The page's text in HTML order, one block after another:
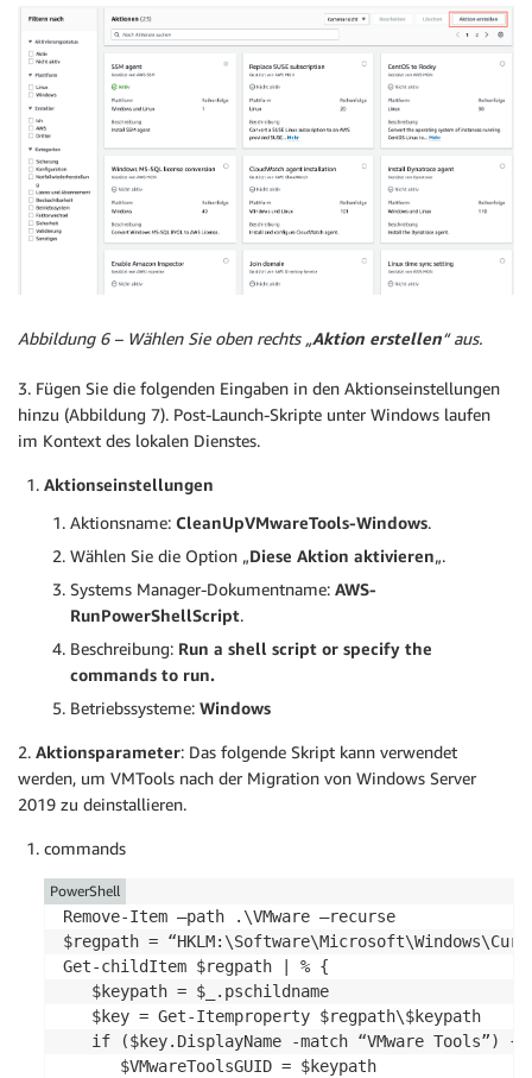
Abbildung 6 – Wählen Sie oben rechts „Aktion erstellen“ aus.
3. Fügen Sie die folgenden Eingaben in den Aktionseinstellungen
hinzu (Abbildung 7). Post-Launch-Skripte unter Windows laufen
im Kontext des lokalen Dienstes.
Aktionseinstellungen
Aktionsname: CleanUpVMwareTools-Windows.
Wählen Sie die Option „Diese Aktion aktivieren„.
Systems Manager-Dokumentname: AWS-
RunPowerShellScript.
Beschreibung: Run a shell script or specify the
commands to run.
Betriebssysteme: Windows
2. Aktionsparameter: Das folgende Skript kann verwendet
werden, um VMTools nach der Migration von Windows Server
2019 zu deinstallieren.
commands
Remove-Item –path .\VMware –recurse
$regpath =
Get-childItem $regpath | % {
   $keypath = $_.pschildname
   $key = Get-Itemproperty $regpath\$keypath
   if ($key.DisplayName -match “VMware Tools”) {
      $VMwareToolsGUID = $keypath
PowerShell